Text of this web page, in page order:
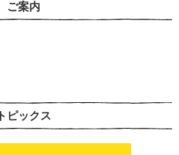
ご案内
トピックス